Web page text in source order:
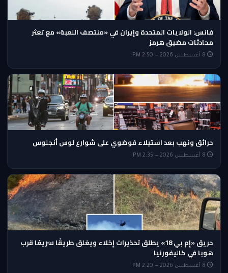
فانس: الولايات المتحدة وإيران في «منتصف اللعبة» مع تعثر
محادثات مضيق هرمز
حرائق ونهب بعد استيلاء فوضوي على شوارع لوس أنجلوس
حريق «إم بي 18» يطلق تحذيرات إخلاء ويغلق طريقًا سريعًا قرب
هوبا في كاليفورنيا